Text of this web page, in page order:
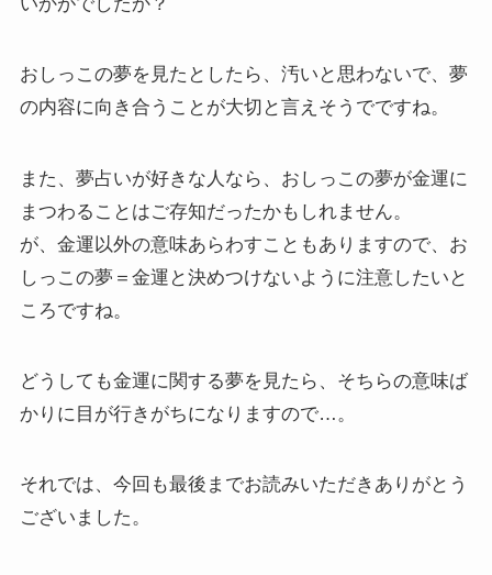
いかがでしたか？
おしっこの夢を見たとしたら、汚いと思わないで、夢
の内容に向き合うことが大切と言えそうでですね。
また、夢占いが好きな人なら、おしっこの夢が金運に
まつわることはご存知だったかもしれません。
が、金運以外の意味あらわすこともありますので、お
しっこの夢＝金運と決めつけないように注意したいと
ころですね。
どうしても金運に関する夢を見たら、そちらの意味ば
かりに目が行きがちになりますので…。
それでは、今回も最後までお読みいただきありがとう
ございました。